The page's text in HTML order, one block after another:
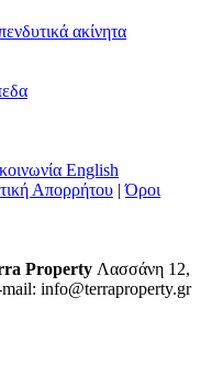
ακίνητα
English
Απορρήτου |Όροι
Property Λασσάνη 12,
info@terraproperty.gr